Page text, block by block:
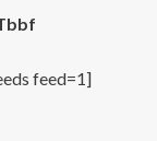
feed=1]